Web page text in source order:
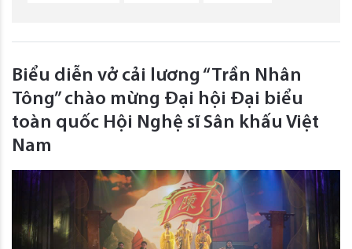
Biểu diễn vở cải lương “Trần Nhân
Tông” chào mừng Đại hội Đại biểu
toàn quốc Hội Nghệ sĩ Sân khấu Việt
Nam